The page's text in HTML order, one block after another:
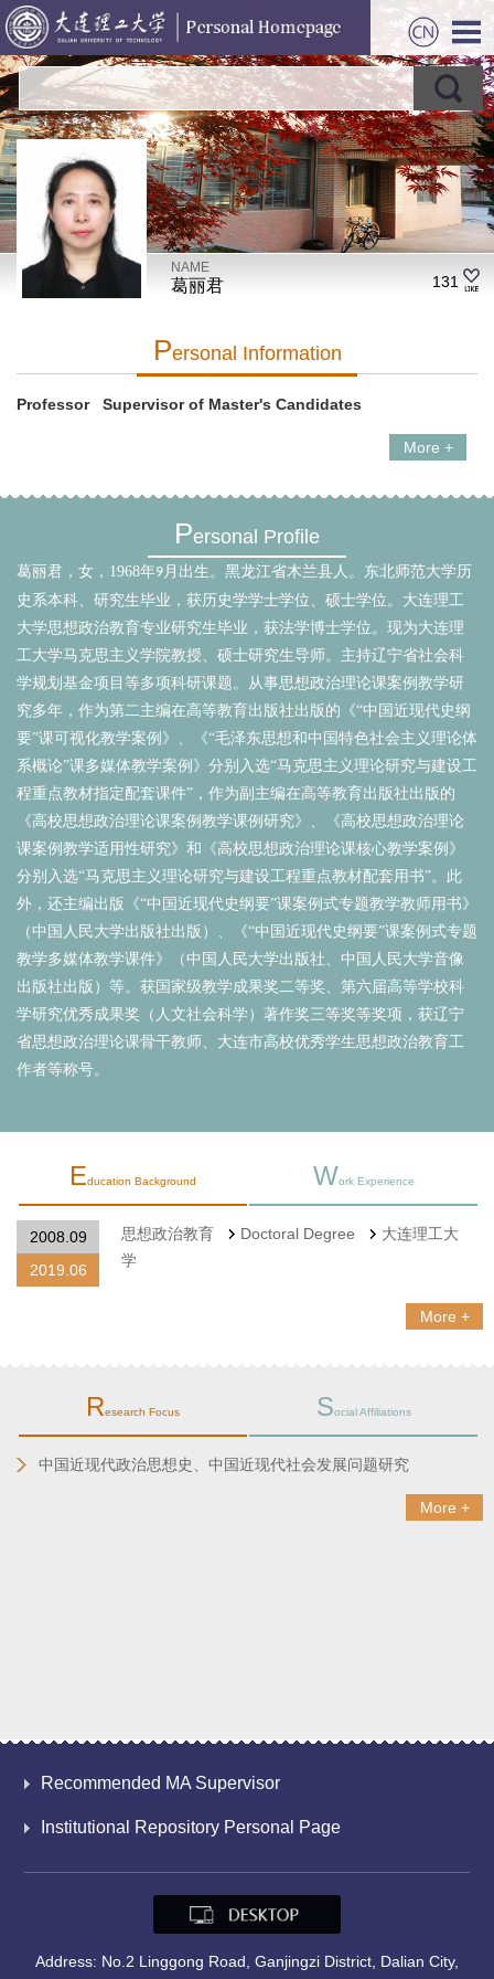
NAME
葛丽君 131
PErsonal Information
Professor Supervisor of Master's Candidates
More +
Personal Profile
葛丽君，女， 1968年9月出生。黑龙江省木兰县人。东北师范大学历
史系本科、研究生毕业 ， 获历史学学士学位、硕士学位。大连理工
大学思想政治教育专业研究生毕业，获法学博士学位。 现为大连理
工大学马克思主义学院教授、硕士研究生导师。主持辽宁省社会科
学规划基金项目等多项科研课题。从事思想政治理论课案例教学研
究多年，作为第二主编在高等教育出版社出版的《“中国近现代史纲
要”课可视化教学案例》、《“毛泽东思想和中国特色社会主义理论体
系概论”课多媒体教学案例》分别入选“马克思主义理论研究与建设工
程重点教材指定配套课件”，作为副主编在高等教育出版社出版的
《高校思想政治理论课案例教学课例研究》
、
《高校思想政治理论
课案例教学适用性研究》和《高校思想政治理论课核心教学案例》
分别入选“马克思主义理论研究与建设工程重点教材配套用书”。此
外，还主编出版《“中国近现代史纲要”课案例式专题教学教师用书》
（中国人民大学出版社出版）、《“中国近现代史纲要”课案例式专题
教学多媒体教学课件》（中国人民大学出版社、中国人民大学音像
出版社出版）等。获国家级教学成果奖二等奖、第六届高等学校科
学研究优秀成果奖（人文社会科学）著作奖三等奖等奖项，获辽宁
省思想政治理论课骨干教师、大连市高校优秀学生思想政治教育工
作者等称号。
Education Background Work Experience
2008.09
2019.06
思想政治教育 Doctoral Degree
大连理工大
学
More +
Research Focus Social Affiliations
中国近现代政治思想史、中国近现代社会发展问题研究
More +
Recommended MA Supervisor
Institutional Repository Personal Page
Address: No.2 Linggong Road, Ganjingzi District, Dalian City,